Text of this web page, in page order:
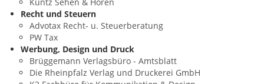
Recht und Steuern
Advotax Recht- u. Steuerberatung
PW Tax
Werbung, Design und Druck
Brüggemann Verlagsbüro - Amtsblatt
Die Rheinpfalz Verlag und Druckerei GmbH